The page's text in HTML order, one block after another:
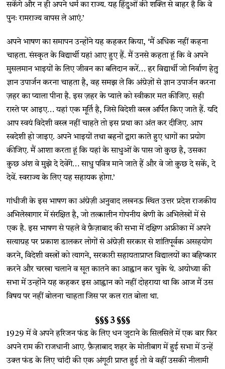
सकेंगे और न ही अपने धर्म का राज्य. यह हिंदुओं की शक्ति से बाहर है कि वे
पुनः रामराज्य वापस ले आएं.’
अपने भाषण का समापन उन्होंने यह कहकर किया, ‘मैं अधिक नहीं कहना
चाहता. संस्कृत के विद्यार्थी यहां आए हुए हैं. मैं उनसे कहता हूं कि वे अपने
मुसलमान भाइयों के लिए जीवन का बलिदान करें… हर विद्यार्थी जो निर्वाण हेतु
ज्ञान उपार्जन करना चाहता है, वह समझ ले कि अंग्रेज़ों से ज्ञान उपार्जन करना
ज़हर का प्याला पीना है. इस ज़हर के प्याले को स्वीकार मत कीजिए. सही
रास्ते पर आइए… यहां एक मूर्ति है, जिसे विदेशी वस्त्र अर्पित किए जाते हैं. यदि
आप स्वयं विदेशी वस्त्र नहीं चाहते तो इस प्रथा का अंत कर दीजिए. आप
स्वदेशी हो जाइए. अपने भाइयों तथा बहनों द्वारा काते हुए धागों का प्रयोग
कीजिए. मैं आशा करता हूं कि यहां के साधुओं के पास जो कुछ है, उसका
कुछ अंश वे मुझे दे देवेंगे… साधु पवित्र माने जाते हैं और वे जो कुछ दे सकें, दे
देवें. स्वराज्य के लिए यह सहायक होगा.’
गांधीजी के इस भाषण का अंग्रेज़ी अनुवाद लखनऊ स्थित उत्तर प्रदेश राजकीय
अभिलेखागार में संरक्षित है, जो तत्कालीन गोपनीय श्रेणी के अभिलेखों में से
एक है. इस भाषण से पहले वे फ़ैज़ाबाद की सभा में दक्षिण अफ्रीका में अपने
सत्याग्रह पर प्रकाश डालकर लोगों से अंग्रेज़ी सरकार से शांतिपूर्वक असहयोग
करने, विदेशी वस्त्रों को त्यागने, सरकारी सहायताप्राप्त विद्यालयों का बहिष्कार
करने और चरखा चलाने व सूत कातने का आह्वान कर चुके थे. अयोध्या की
सभा में उन्होंने यह कहकर इस आह्वान को नहीं दोहराया था कि आज मैं उस
विषय पर नहीं बोलना चाहता जिस पर कल रात बोला था.
§§§ 3 §§§
1929 में वे अपने हरिजन फंड के लिए धन जुटाने के सिलसिले में एक बार फिर
अपने राम की राजधानी आए. फ़ैज़ाबाद शहर के मोतीबाग में हुई सभा में उन्हें
उक्त फंड के लिए चांदी की एक अंगूठी प्राप्त हुई तो वे वहीं उसकी नीलामी